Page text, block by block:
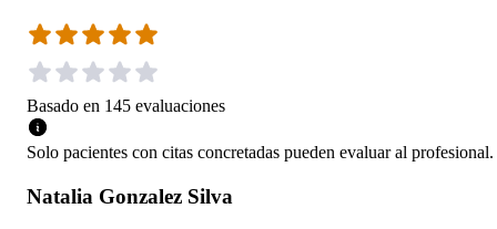
Basado en 145 evaluaciones
Solo pacientes con citas concretadas pueden evaluar al profesional.
Natalia Gonzalez Silva